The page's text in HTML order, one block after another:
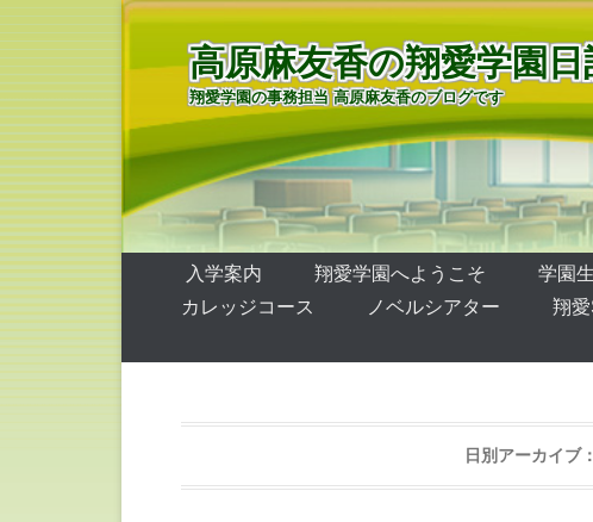
高原麻友香の翔愛学園日
翔愛学園の事務担当 高原麻友香のブログです
第1メニュー
コンテンツへ移動
入学案内 翔愛学園へようこそ 学園
カレッジコース
ノベルシアター 翔
日別アーカイブ：